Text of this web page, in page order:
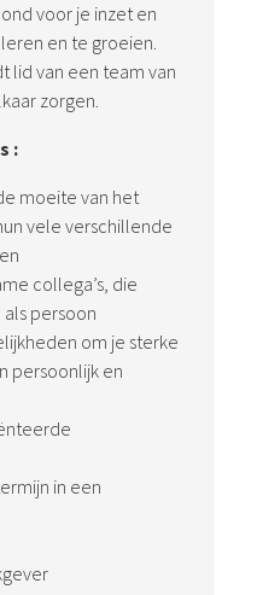
voor je inzet en
en te groeien.
lid van een team van
zorgen.
:
moeite van het
vele verschillende
collega’s, die
persoon
om je sterke
persoonlijk en
in een